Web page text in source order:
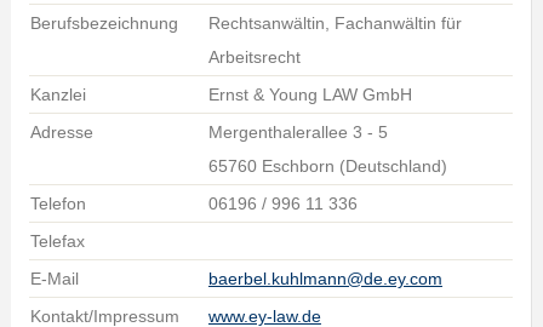
Berufsbezeichnung
Rechtsanwältin, Fachanwältin für
Arbeitsrecht
Kanzlei
Ernst & Young LAW GmbH
Adresse
Mergenthalerallee 3 - 5
65760 Eschborn (Deutschland)
Telefon
06196 / 996 11 336
Telefax
E-Mail
baerbel.kuhlmann@de.ey.com
Kontakt/Impressum
www.ey-law.de